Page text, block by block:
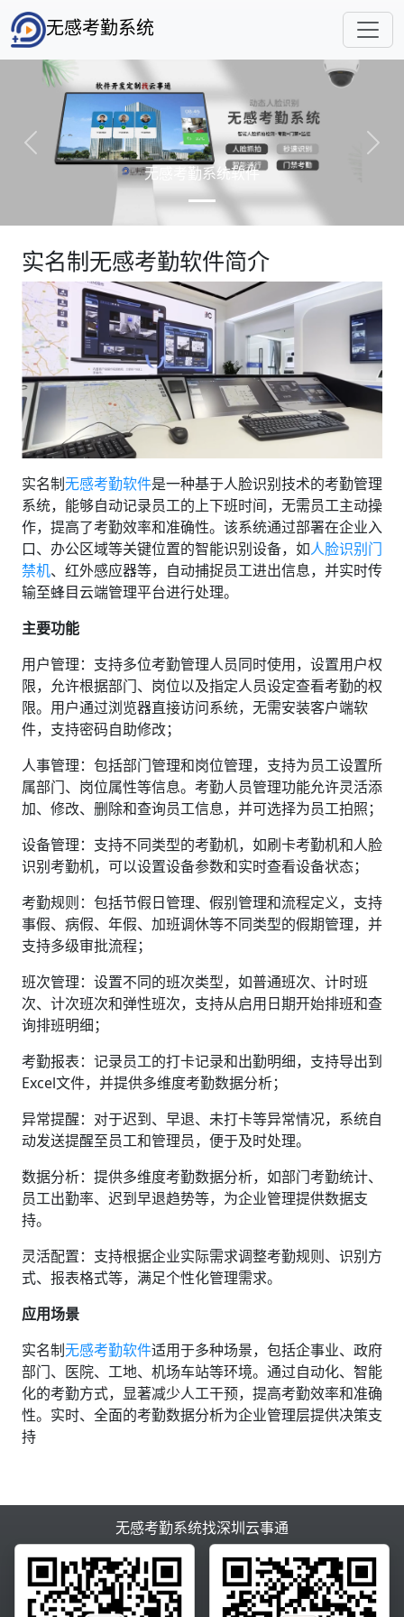
无感考勤系统
无感考勤系统软件
Previous Next
实名制无感考勤软件简介
实名制无感考勤软件‌是一种基于人脸识别技术的考勤管理
系统，能够自动记录员工的上下班时间，无需员工主动操
作，提高了考勤效率和准确性。该系统通过部署在企业入
口、办公区域等关键位置的智能识别设备，如人脸识别门
禁机、红外感应器等，自动捕捉员工进出信息，并实时传
输至蜂目云端管理平台进行处理‌。
主要功能
‌用户管理‌：支持多位考勤管理人员同时使用，设置用户权
限，允许根据部门、岗位以及指定人员设定查看考勤的权
限。用户通过浏览器直接访问系统，无需安装客户端软
件，支持密码自助修改‌；
‌人事管理‌：包括部门管理和岗位管理，支持为员工设置所
属部门、岗位属性等信息。考勤人员管理功能允许灵活添
加、修改、删除和查询员工信息，并可选择为员工拍照‌；
‌设备管理‌：支持不同类型的考勤机，如刷卡考勤机和人脸
识别考勤机，可以设置设备参数和实时查看设备状态‌；
‌考勤规则‌：包括节假日管理、假别管理和流程定义，支持
事假、病假、年假、加班调休等不同类型的假期管理，并
支持多级审批流程‌；
‌班次管理‌：设置不同的班次类型，如普通班次、计时班
次、计次班次和弹性班次，支持从启用日期开始排班和查
询排班明细‌；
‌考勤报表‌：记录员工的打卡记录和出勤明细，支持导出到
Excel文件，并提供多维度考勤数据分析‌；
‌异常提醒‌：对于迟到、早退、未打卡等异常情况，系统自
动发送提醒至员工和管理员，便于及时处理。
‌数据分析‌：提供多维度考勤数据分析，如部门考勤统计、
员工出勤率、迟到早退趋势等，为企业管理提供数据支
持‌。
‌灵活配置‌：支持根据企业实际需求调整考勤规则、识别方
式、报表格式等，满足个性化管理需求‌。
应用场景
实名制无感考勤软件‌适用于多种场景，包括企事业、政府
部门、医院、工地、机场车站等环境。通过自动化、智能
化的考勤方式，显著减少人工干预，提高考勤效率和准确
性。实时、全面的考勤数据分析为企业管理层提供决策支
持
无感考勤系统找深圳云事通